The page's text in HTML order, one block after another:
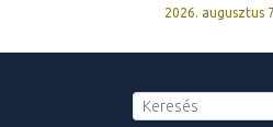
2026. augusztus